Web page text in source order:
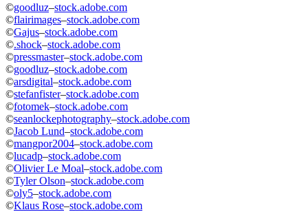
©goodluz–stock.adobe.com
©flairimages–stock.adobe.com
©Gajus–stock.adobe.com
©.shock–stock.adobe.com
©pressmaster–stock.adobe.com
©goodluz–stock.adobe.com
©arsdigital–stock.adobe.com
©stefanfister–stock.adobe.com
©fotomek–stock.adobe.com
©seanlockephotography–stock.adobe.com
©Jacob Lund–stock.adobe.com
©mangpor2004–stock.adobe.com
©lucadp–stock.adobe.com
©Olivier Le Moal–stock.adobe.com
©Tyler Olson–stock.adobe.com
©oly5–stock.adobe.com
©Klaus Rose–stock.adobe.com